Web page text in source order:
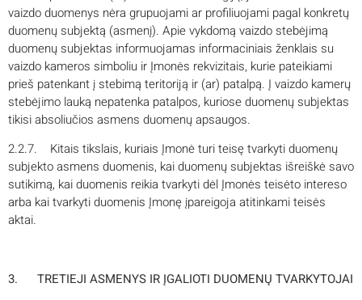
vaizdo duomenys nėra grupuojami ar profiliuojami pagal konkretų
duomenų subjektą (asmenį). Apie vykdomą vaizdo stebėjimą
duomenų subjektas informuojamas informaciniais ženklais su
vaizdo kameros simboliu ir Įmonės rekvizitais, kurie pateikiami
prieš patenkant į stebimą teritoriją ir (ar) patalpą. Į vaizdo kamerų
stebėjimo lauką nepatenka patalpos, kuriose duomenų subjektas
tikisi absoliučios asmens duomenų apsaugos.
2.2.7. Kitais tikslais, kuriais Įmonė turi teisę tvarkyti duomenų
subjekto asmens duomenis, kai duomenų subjektas išreiškė savo
sutikimą, kai duomenis reikia tvarkyti dėl Įmonės teisėto intereso
arba kai tvarkyti duomenis Įmonę įpareigoja atitinkami teisės
aktai.
3. TRETIEJI ASMENYS IR ĮGALIOTI DUOMENŲ TVARKYTOJAI